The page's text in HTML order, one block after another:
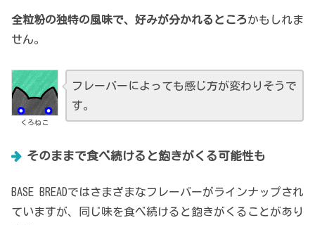
全粒粉の独特の風味で、好みが分かれるところかもしれま
せん。
くろねこ
フレーバーによっても感じ方が変わりそうで
す。
そのままで食べ続けると飽きがくる可能性も
BASE BREADではさまざまなフレーバーがラインナップされ
ていますが、同じ味を食べ続けると飽きがくることがあり